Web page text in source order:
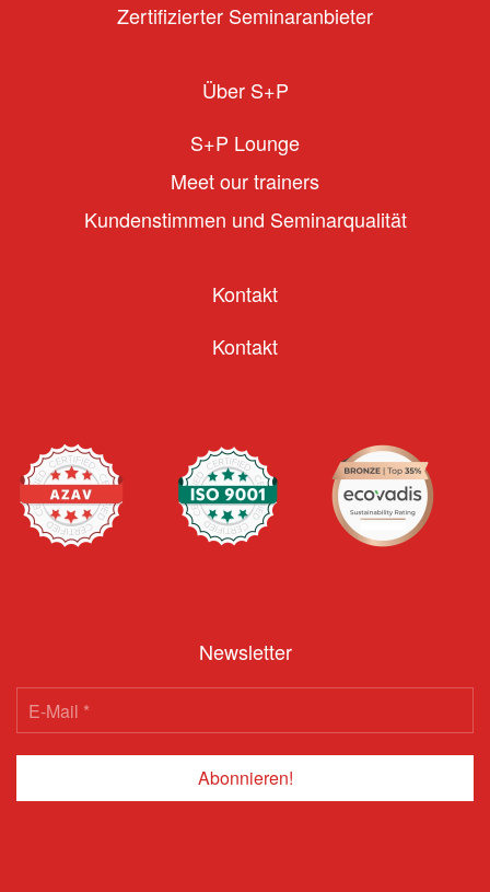
Zertifizierter Seminaranbieter
Über S+P
S+P Lounge
Meet our trainers
Kundenstimmen und Seminarqualität
Kontakt
Kontakt
Newsletter